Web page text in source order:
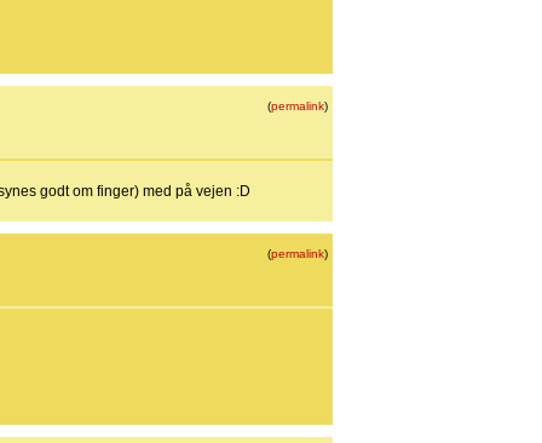
(permalink)
godt om finger) med på vejen :D
(permalink)